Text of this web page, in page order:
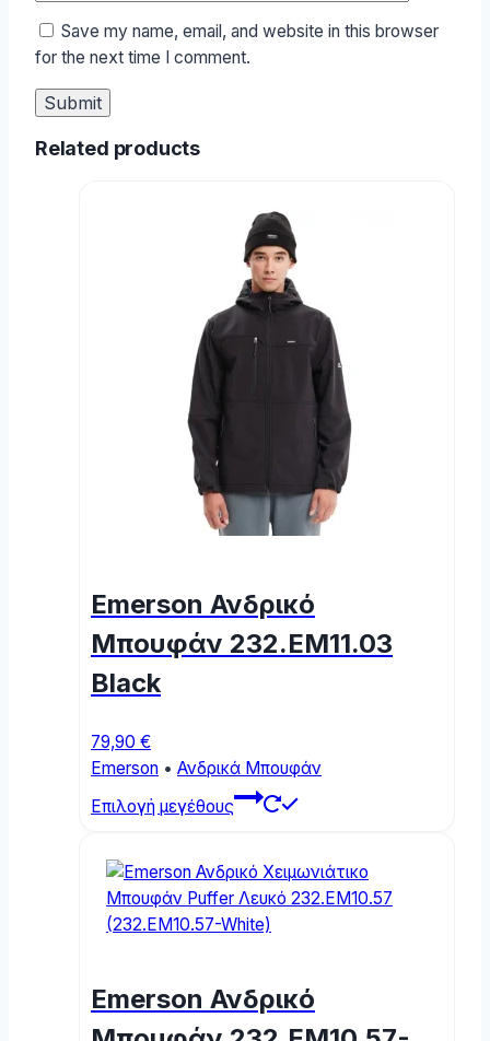
Save my name, email, and website in this browser
for the next time I comment.
Related products
Emerson Ανδρικό
Μπουφάν 232.EM11.03
Black
79,90 €
Emerson • Ανδρικά Μπουφάν
Επιλογή μεγέθους
multiple
variants.
be
chosen
Emerson Ανδρικό